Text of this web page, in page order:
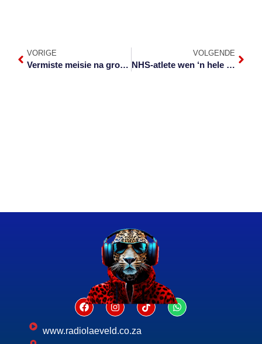
VORIGE
Vermiste meisie na groot soektog gevind
VOLGENDE
NHS-atlete wen ‘n hele handvol medaljes by SA’s
www.radiolaeveld.co.za